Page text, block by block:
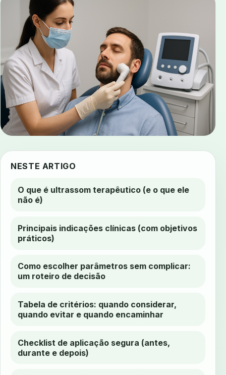
NESTE ARTIGO
O que é ultrassom terapêutico (e o que ele
não é)
Principais indicações clínicas (com objetivos
práticos)
Como escolher parâmetros sem complicar:
um roteiro de decisão
Tabela de critérios: quando considerar,
quando evitar e quando encaminhar
Checklist de aplicação segura (antes,
durante e depois)